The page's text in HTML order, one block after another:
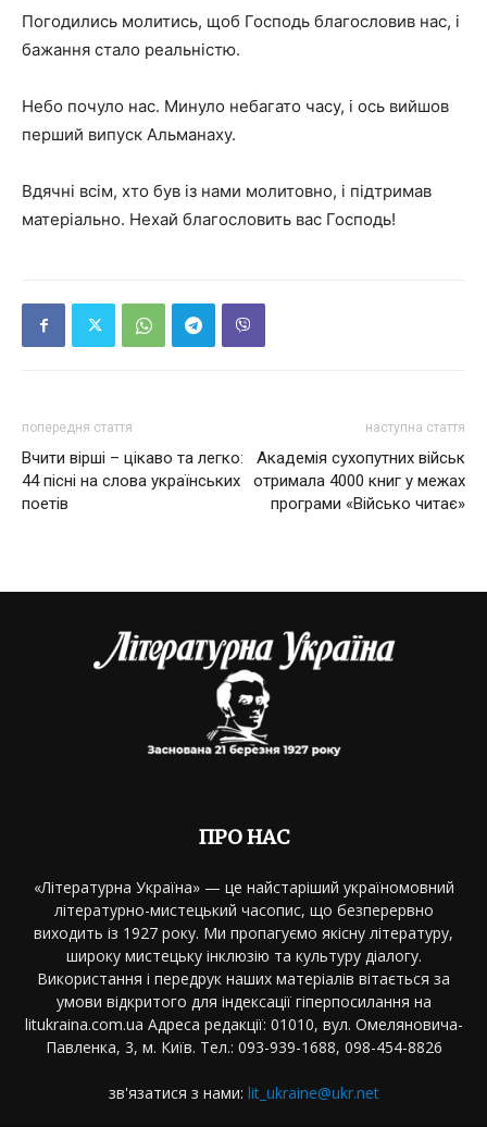
Погодились молитись, щоб Господь благословив нас, і
бажання стало реальністю.
Небо почуло нас. Минуло небагато часу, і ось вийшов
перший випуск Альманаху.
Вдячні всім, хто був із нами молитовно, і підтримав
матеріально. Нехай благословить вас Господь!
попередня стаття
Вчити вірші – цікаво та легко:
44 пісні на слова українських
поетів
наступна стаття
Академія сухопутних військ
отримала 4000 книг у межах
програми «Військо читає»
ПРО НАС
«Літературна Україна» — це найстаріший україномовний
літературно-мистецький часопис, що безперервно
виходить із 1927 року. Ми пропагуємо якісну літературу,
широку мистецьку інклюзію та культуру діалогу.
Використання і передрук наших матеріалів вітається за
умови відкритого для індексації гіперпосилання на
litukraina.com.ua Адреса редакції: 01010, вул. Омеляновича-
Павленка, 3, м. Київ. Тел.: 093-939-1688, 098-454-8826
зв'язатися з нами: lit_ukraine@ukr.net